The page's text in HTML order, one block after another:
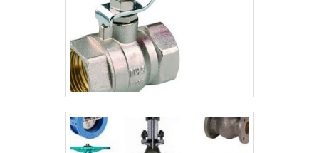
nosso site e saber mais sobre a empresa,
nossos serviços e produtos. Se preferir,
entre em contato com um dos nossos
consultores e solicite um orçamento!